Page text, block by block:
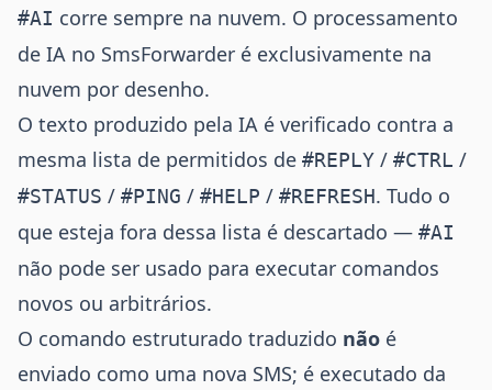
#AI corre sempre na nuvem. O processamento
de IA no SmsForwarder é exclusivamente na
nuvem por desenho.
O texto produzido pela IA é verificado contra a
mesma lista de permitidos de #REPLY / #CTRL /
#STATUS / #PING / #HELP / #REFRESH. Tudo o
que esteja fora dessa lista é descartado — #AI
não pode ser usado para executar comandos
novos ou arbitrários.
O comando estruturado traduzido não é
enviado como uma nova SMS; é executado da